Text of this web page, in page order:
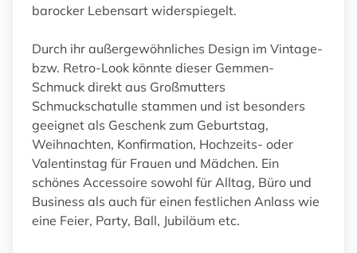
barocker Lebensart widerspiegelt.
Durch ihr außergewöhnliches Design im Vintage-
bzw. Retro-Look könnte dieser Gemmen-
Schmuck direkt aus Großmutters
Schmuckschatulle stammen und ist besonders
geeignet als Geschenk zum Geburtstag,
Weihnachten, Konfirmation, Hochzeits- oder
Valentinstag für Frauen und Mädchen. Ein
schönes Accessoire sowohl für Alltag, Büro und
Business als auch für einen festlichen Anlass wie
eine Feier, Party, Ball, Jubiläum etc.